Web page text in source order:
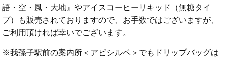
語・空・風・大地』やアイスコーヒーリキッド（無糖タイ
プ）も販売されておりますので、お手数ではございますが、
ご利用頂ければ幸いでございます。
※我孫子駅前の案内所＜アビシルベ＞でもドリップバッグは